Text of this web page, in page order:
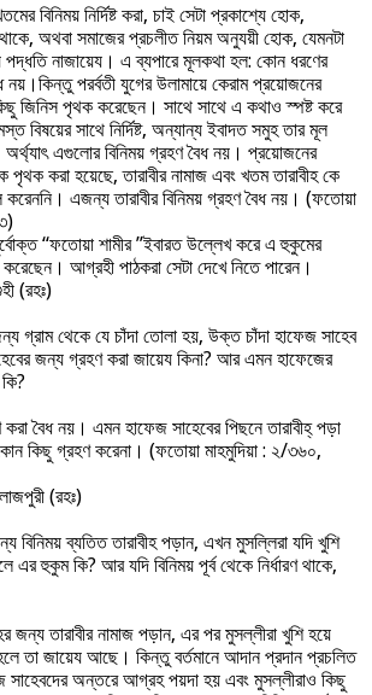
বিনিময় নির্দিষ্ট করা, চাই সেটা প্রকাশ্যে হোক,
অথবা সমাজের প্রচলীত নিয়ম অনুযয়ী হোক, যেমনটা
নাজায়েয। এ ব্যপারে মূলকথা হল: কোন ধরণের
নয়।কিন্তু পরর্বতী যুগের উলামায়ে কেরাম প্রয়োজনের
জিনিস পৃথক করেছেন। সাথে সাথে এ কথাও স্পষ্ট করে
বিষয়ের সাথে নির্দিষ্ট, অন্যান্য ইবাদত সমুহ তার মূল
এগুলোর বিনিময় গ্রহণ বৈধ নয়। প্রয়োজনের
করা হয়েছে, তারাবীর নামাজ এবং খতম তারাবীহ কে
এজন্য তারাবীর বিনিময় গ্রহণ বৈধ নয়। (ফতোয়া
“ফতোয়া শামীর ”ইবারত উল্লেখ করে এ হুকুমের
আগ্রহী পাঠকরা সেটা দেখে নিতে পারেন।
(রহঃ)
গ্রাম থেকে যে চাঁদা তোলা হয়, উক্ত চাঁদা হাফেজ সাহেব
জন্য গ্রহণ করা জায়েয কিনা? আর এমন হাফেজের
বৈধ নয়। এমন হাফেজ সাহেবের পিছনে তারাবীহ্ পড়া
কোন কিছু গ্রহণ করেনা। (ফতোয়া মাহমুদিয়া : ২/৩৬০,
(রহঃ)
বিনিময় ব্যতিত তারাবীহ পড়ান, এখন মুসল্লিরা যদি খুশি
এর হুকুম কি? আর যদি বিনিময় পূর্ব থেকে নির্ধারণ থাকে,
জন্য তারাবীর নামাজ পড়ান, এর পর মুসল্লীরা খুশি হয়ে
তা জায়েয আছে। কিন্তু বর্তমানে আদান প্রদান প্রচলিত
অন্তরে আগ্রহ পয়দা হয় এবং মুসল্লীরাও কিছু